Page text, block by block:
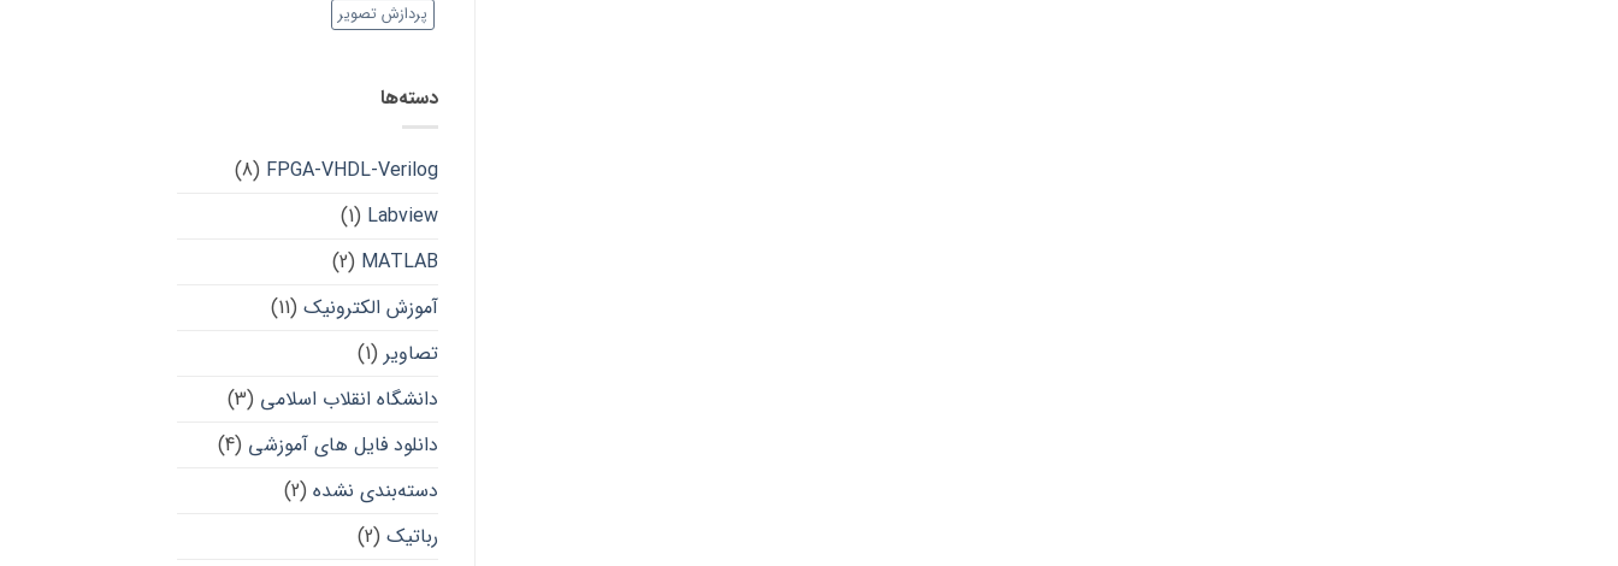
پردازش تصویر
دسته‌ها
FPGA-VHDL-Verilog
(8)
Labview
(1)
MATLAB
(2)
آموزش الکترونیک (11)
تصاویر (1)
دانشگاه انقلاب اسلامی (3)
دانلود فایل های آموزشی (4)
دسته‌بندی نشده (2)
رباتیک (2)